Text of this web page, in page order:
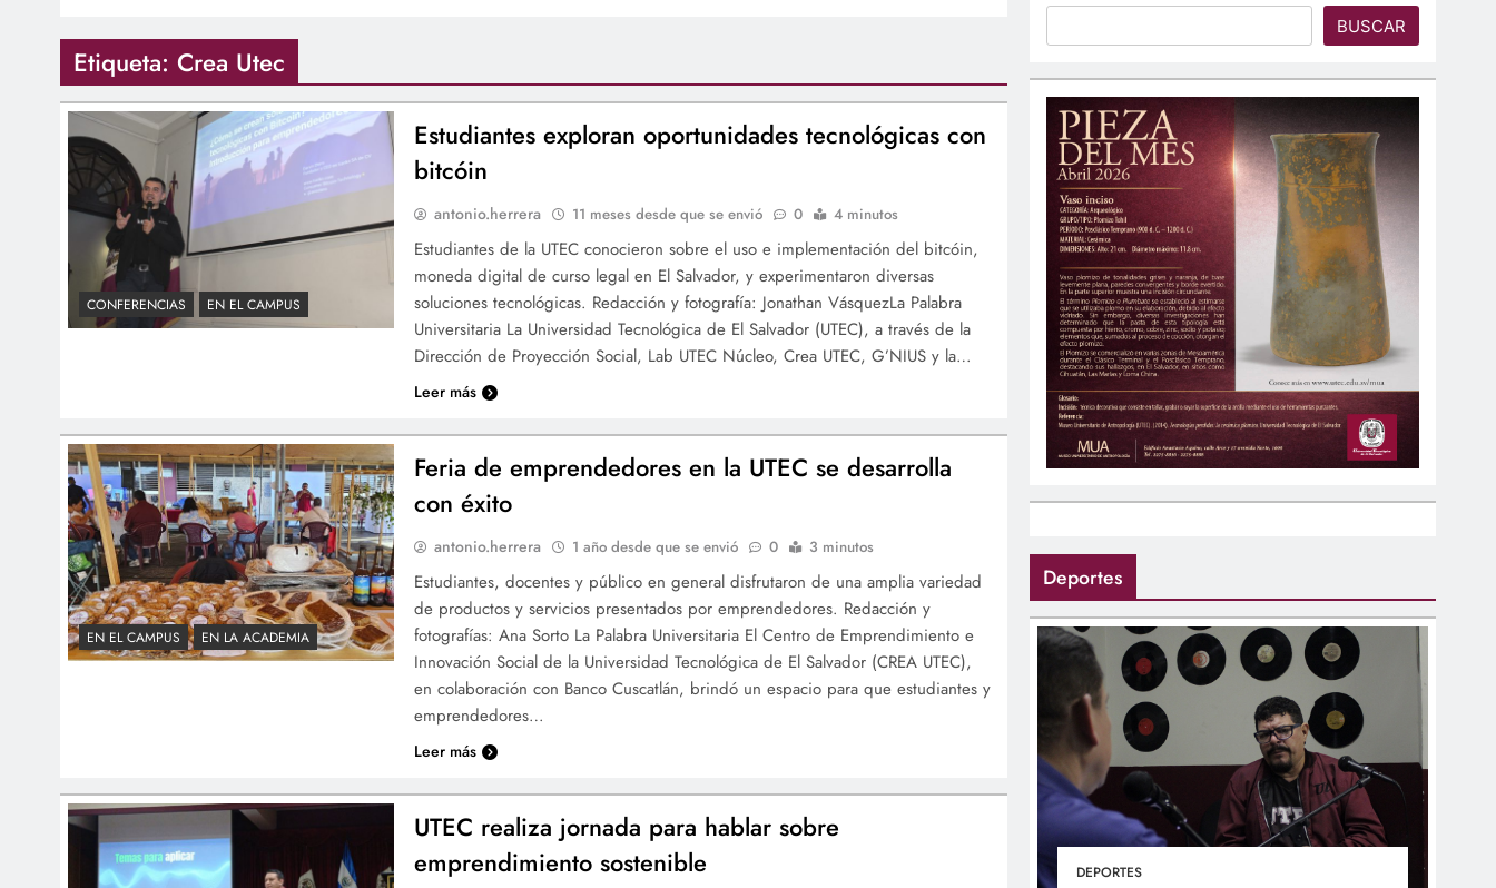
Etiqueta: Crea Utec
CONFERENCIAS EN EL CAMPUS
Estudiantes exploran oportunidades tecnológicas con
bitcóin
antonio.herrera 11 meses desde que se envió 0 4 minutos
Estudiantes de la UTEC conocieron sobre el uso e implementación del bitcóin,
moneda digital de curso legal en El Salvador, y experimentaron diversas
soluciones tecnológicas. Redacción y fotografía: Jonathan VásquezLa Palabra
Universitaria La Universidad Tecnológica de El Salvador (UTEC), a través de la
Dirección de Proyección Social, Lab UTEC Núcleo, Crea UTEC, G’NIUS y la…
Leer más
EN EL CAMPUS EN LA ACADEMIA
Feria de emprendedores en la UTEC se desarrolla
con éxito
antonio.herrera 1 año desde que se envió 0 3 minutos
Estudiantes, docentes y público en general disfrutaron de una amplia variedad
de productos y servicios presentados por emprendedores. Redacción y
fotografías: Ana Sorto La Palabra Universitaria El Centro de Emprendimiento e
Innovación Social de la Universidad Tecnológica de El Salvador (CREA UTEC),
en colaboración con Banco Cuscatlán, brindó un espacio para que estudiantes y
emprendedores…
Leer más
UTEC realiza jornada para hablar sobre
emprendimiento sostenible
BUSCAR
Deportes
DEPORTES